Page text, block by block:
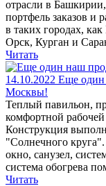
отрасли в
портфель заказов и
в таких городах,
Орск, Курган и
Читать
14.10.2022 Еще один
Москвы!
Теплый павильон,
комфортной
Конструкция
"Солнечного
окно, санузел,
система обогрева
Читать